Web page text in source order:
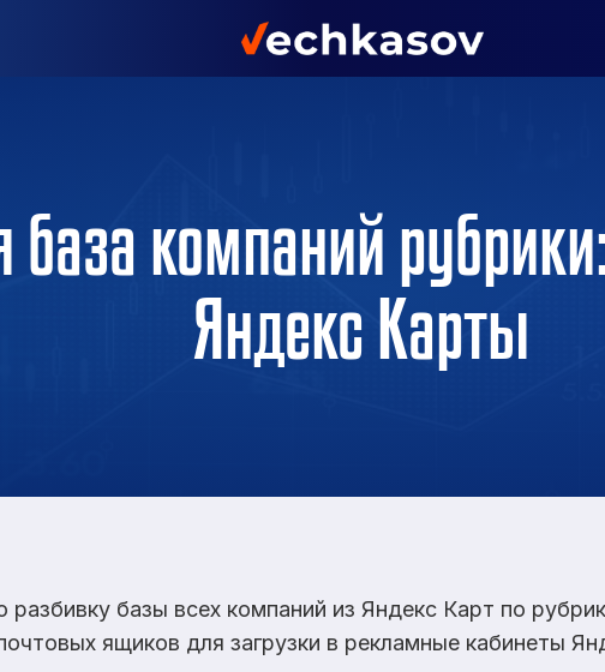
база компаний
Яндекс Карты
базы всех компаний из Яндекс Карт по
ящиков для загрузки в рекламные кабинеты